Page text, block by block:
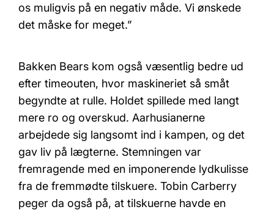
os muligvis på en negativ måde. Vi ønskede
det måske for meget.”
Bakken Bears kom også væsentlig bedre ud
efter timeouten, hvor maskineriet så småt
begyndte at rulle. Holdet spillede med langt
mere ro og overskud. Aarhusianerne
arbejdede sig langsomt ind i kampen, og det
gav liv på lægterne. Stemningen var
fremragende med en imponerende lydkulisse
fra de fremmødte tilskuere. Tobin Carberry
peger da også på, at tilskuerne havde en